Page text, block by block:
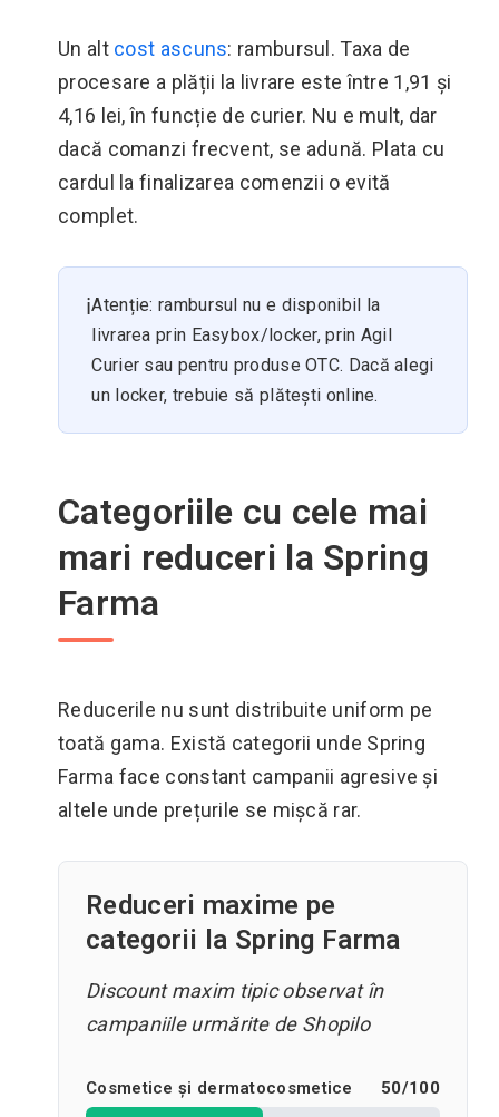
Un alt cost ascuns: rambursul. Taxa de
procesare a plății la livrare este între 1,91 și
4,16 lei, în funcție de curier. Nu e mult, dar
dacă comanzi frecvent, se adună. Plata cu
cardul la finalizarea comenzii o evită
complet.
ℹ️Atenție: rambursul nu e disponibil la
livrarea prin Easybox/locker, prin Agil
Curier sau pentru produse OTC. Dacă alegi
un locker, trebuie să plătești online.
Categoriile cu cele mai
mari reduceri la Spring
Farma
Reducerile nu sunt distribuite uniform pe
toată gama. Există categorii unde Spring
Farma face constant campanii agresive și
altele unde prețurile se mișcă rar.
Reduceri maxime pe
categorii la Spring Farma
Discount maxim tipic observat în
campaniile urmărite de Shopilo
Cosmetice și dermatocosmetice 50/100